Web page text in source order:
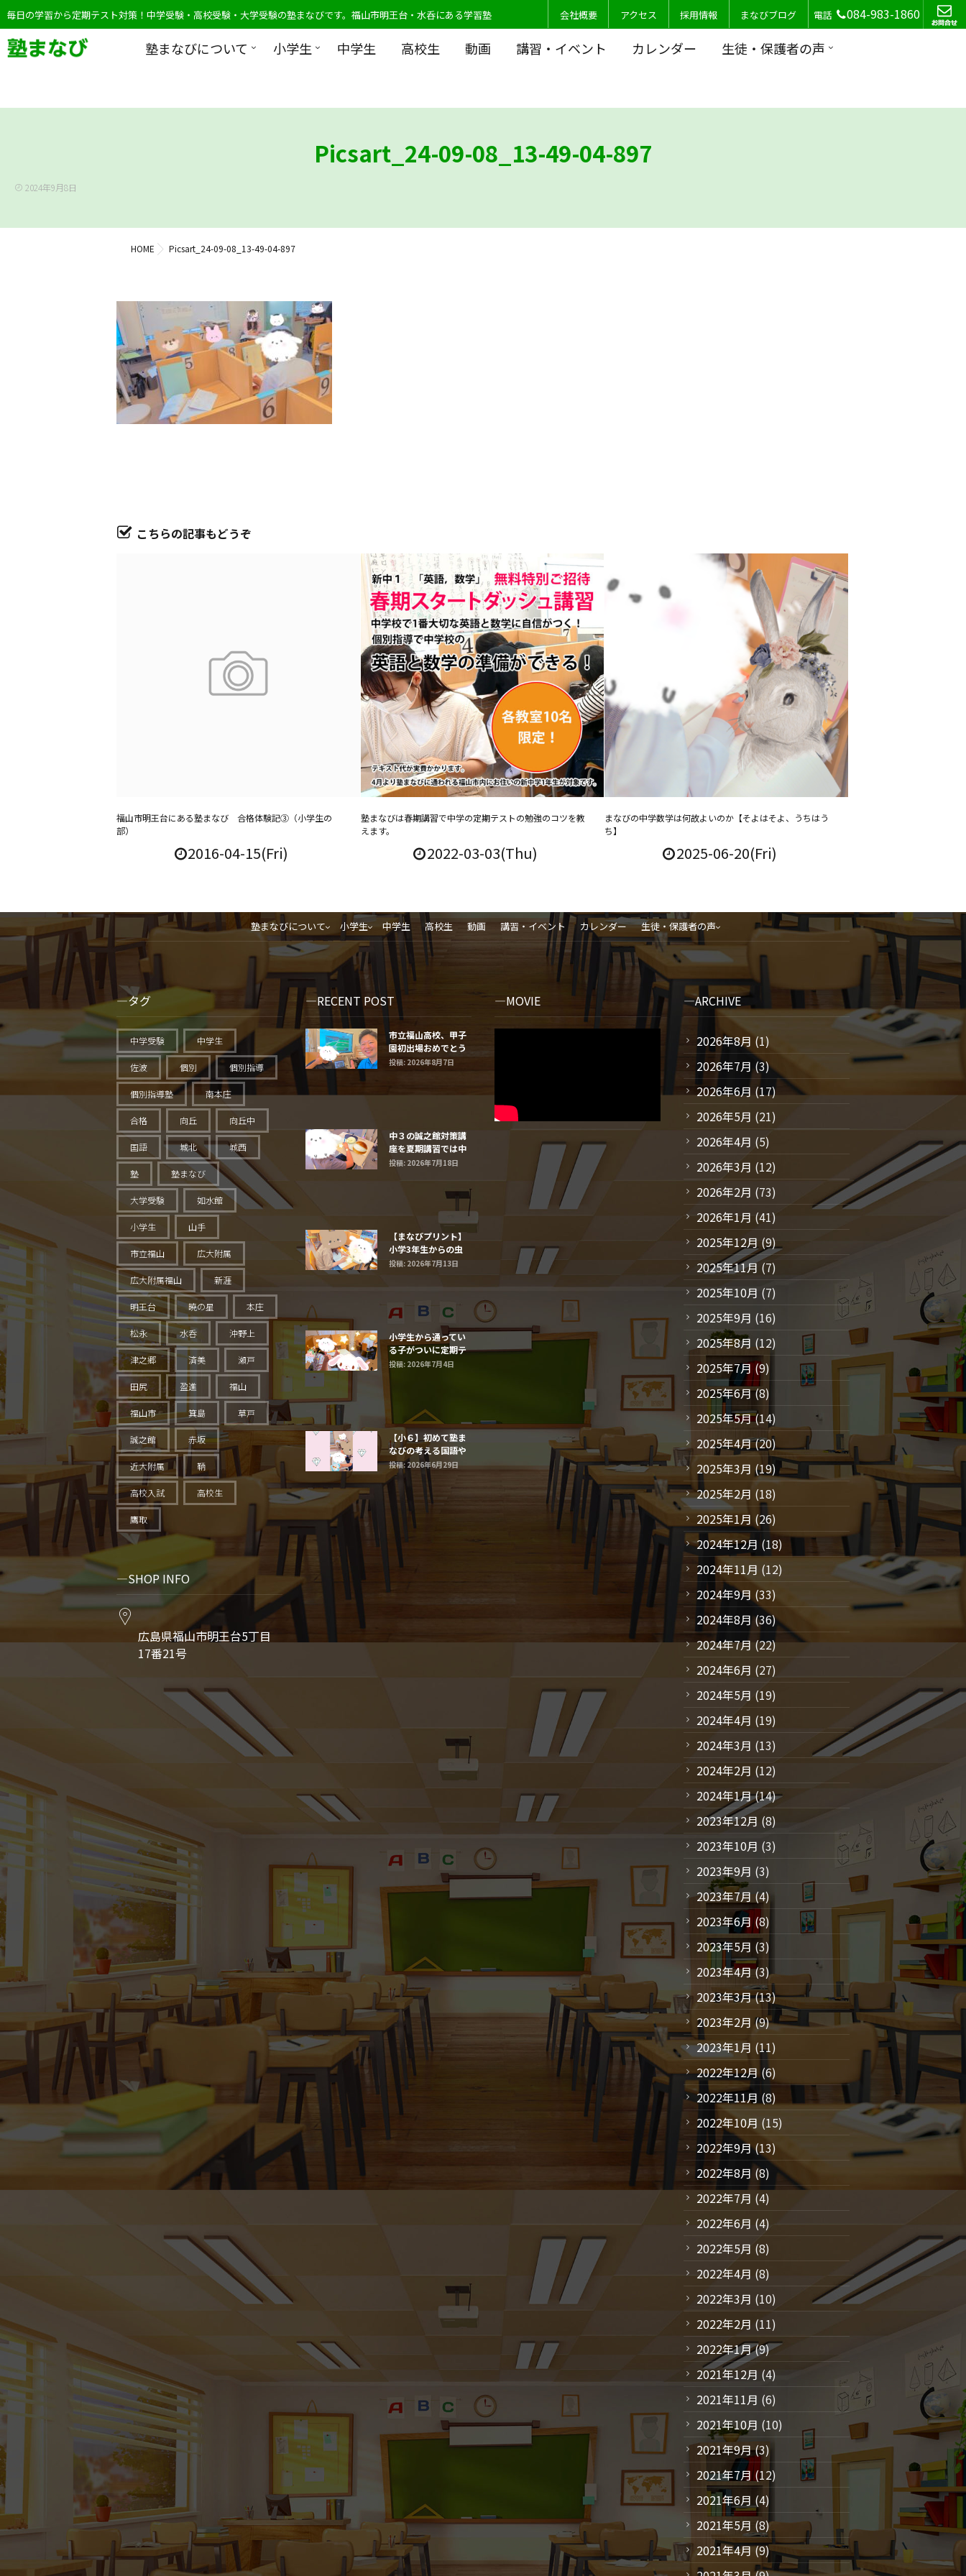
毎日の学習から定期テスト対策！中学受験・高校受験・大学受験の塾まなびです。福山市明王台・水呑にある学習塾 会社概要 アクセス 採用情報 まなびブログ 電話 084-983-1860
塾まなびについて 小学生 中学生 高校生 動画 講習・イベント カレンダー 生徒・保護者の声
Picsart_24-09-08_13-49-04-897
2024年9月8日
HOME Picsart_24-09-08_13-49-04-897
こちらの記事もどうぞ
福山市明王台にある塾まなび 合格体験記③（小学生の
部）
2016-04-15(Fri)
塾まなびは春期講習で中学の定期テストの勉強のコツを教
えます。
2022-03-03(Thu)
まなびの中学数学は何故よいのか【そよはそよ、うちはう
ち】
2025-06-20(Fri)
塾まなびについて 小学生 中学生 高校生 動画 講習・イベント カレンダー 生徒・保護者の声
タグ
中学受験 中学生
佐波 個別 個別指導
個別指導塾 南本庄
合格 向丘 向丘中
国語 城北 城西
塾 塾まなび
大学受験 如水館
小学生 山手
市立福山 広大附属
広大附属福山 新涯
明王台 暁の星 本庄
松永 水呑 沖野上
津之郷 済美 瀬戸
田尻 盈進 福山
福山市 箕島 草戸
誠之館 赤坂
近大附属 鞆
高校入試 高校生
鷹取
SHOP INFO
広島県福山市明王台5丁目
17番21号
RECENT POST
市立福山高校、甲子
園初出場おめでとう
ございます！⚾️
投稿: 2026年8月7日
中３の誠之館対策講
座を夏期講習では中
学２年生と１年生に
投稿: 2026年7月18日
【まなびプリント】
小学3年生からの虫
食い算
投稿: 2026年7月13日
小学生から通ってい
る子がついに定期テ
ストで最高得点だ
投稿: 2026年7月4日
【小６】初めて塾ま
なびの考える国語や
まなび算数に触れる
子たち
投稿: 2026年6月29日
MOVIE ARCHIVE
2026年8月 (1)
2026年7月 (3)
2026年6月 (17)
2026年5月 (21)
2026年4月 (5)
2026年3月 (12)
2026年2月 (73)
2026年1月 (41)
2025年12月 (9)
2025年11月(7)
2025年10月 (7)
2025年9月 (16)
2025年8月 (12)
2025年7月(9)
2025年6月(8)
2025年5月(14)
2025年4月(20)
2025年3月 (19)
2025年2月 (18)
2025年1月 (26)
2024年12月 (18)
2024年11月 (12)
2024年9月 (33)
2024年8月(36)
2024年7月 (22)
2024年6月 (27)
2024年5月 (19)
2024年4月 (19)
2024年3月 (13)
2024年2月 (12)
2024年1月(14)
2023年12月 (8)
2023年10月 (3)
2023年9月 (3)
2023年7月 (4)
2023年6月(8)
2023年5月 (3)
2023年4月(3)
2023年3月(13)
2023年2月 (9)
2023年1月 (11)
2022年12月 (6)
2022年11月 (8)
2022年10月 (15)
2022年9月(13)
2022年8月 (8)
2022年7月 (4)
2022年6月 (4)
2022年5月 (8)
2022年4月 (8)
2022年3月 (10)
2022年2月 (11)
2022年1月(9)
2021年12月 (4)
2021年11月 (6)
2021年10月 (10)
2021年9月(3)
2021年7月(12)
2021年6月 (4)
2021年5月 (8)
2021年4月(9)